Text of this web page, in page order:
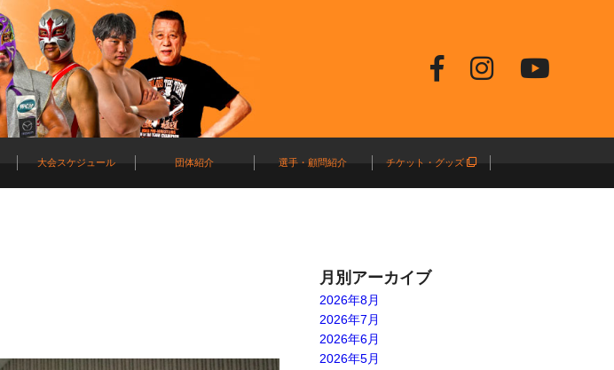
大会スケジュール 団体紹介 選手・顧問紹介 チケット・グッズ
月別アーカイブ
2026年8月
2026年7月
2026年6月
2026年5月